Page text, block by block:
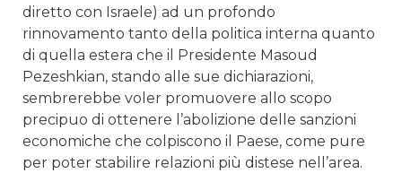
diretto con Israele) ad un profondo
rinnovamento tanto della politica interna quanto
di quella estera che il Presidente Masoud
Pezeshkian, stando alle sue dichiarazioni,
sembrerebbe voler promuovere allo scopo
precipuo di ottenere l’abolizione delle sanzioni
economiche che colpiscono il Paese, come pure
per poter stabilire relazioni più distese nell’area.